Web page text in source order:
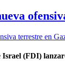
Israel (FDI)